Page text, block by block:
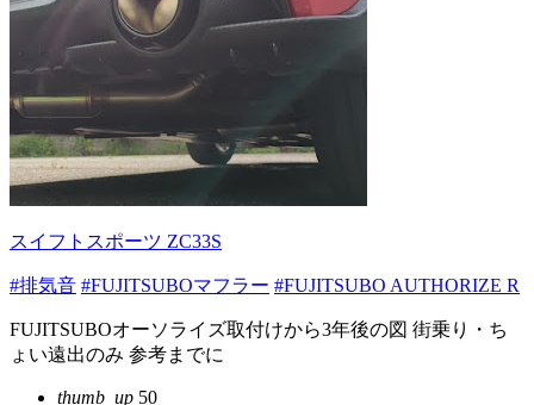
スイフトスポーツ ZC33S
#排気音 #FUJITSUBOマフラー #FUJITSUBO AUTHORIZE R
FUJITSUBOオーソライズ取付けから3年後の図 街乗り・ち
ょい遠出のみ 参考までに
thumb_up 50